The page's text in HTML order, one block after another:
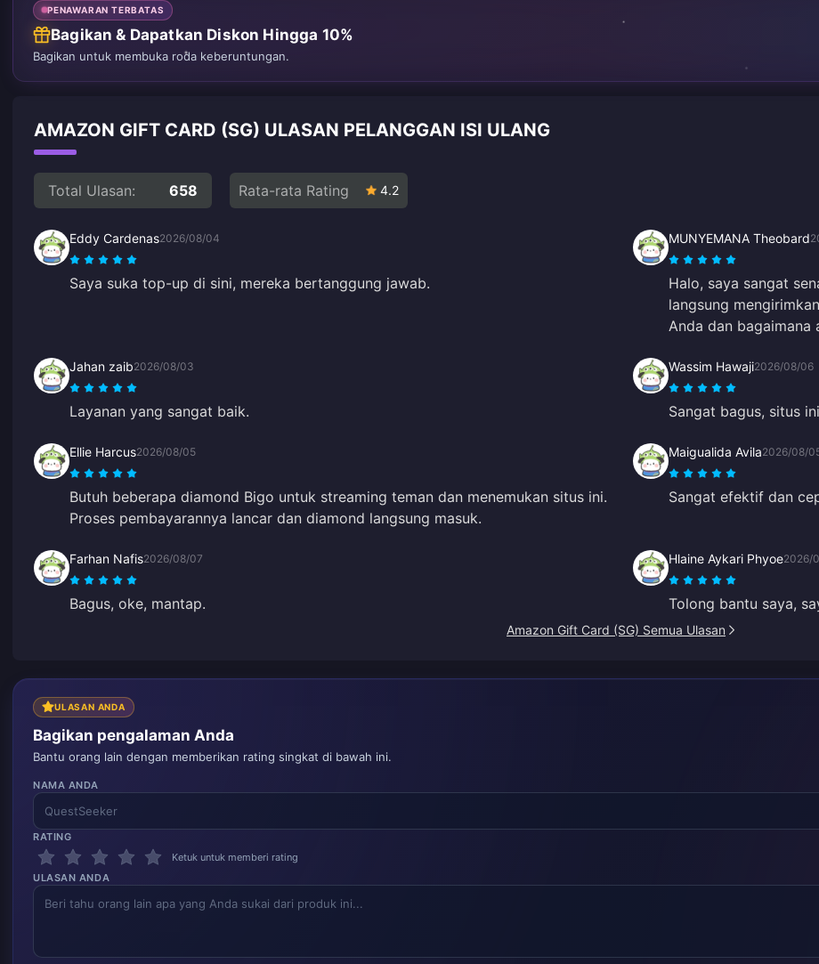
PENAWARAN TERBATAS
Bagikan & Dapatkan Diskon Hingga 10%
Bagikan untuk membuka roda keberuntungan.
AMAZON GIFT CARD (SG) ULASAN PELANGGAN ISI ULANG
Total Ulasan: 658 Rata-rata Rating 4.2
Eddy Cardenas2026/08/04
Saya suka top-up di sini, mereka bertanggung jawab.
MUNYEMANA Theobard
Halo, saya sangat
langsung
Anda dan bagaimana
Jahan zaib2026/08/03
Layanan yang sangat baik.
Wassim Hawaji2026/08/06
Sangat bagus, situs
Ellie Harcus2026/08/05
Butuh beberapa diamond Bigo untuk streaming teman dan menemukan situs ini.
Proses pembayarannya lancar dan diamond langsung masuk.
Maigualida Avila2026/08/
Sangat efektif dan
Farhan Nafis2026/08/07
Bagus, oke, mantap.
Hlaine Aykari Phyoe2026/
Tolong bantu saya,
Amazon Gift Card (SG) Semua Ulasan
ULASAN ANDA
Bagikan pengalaman Anda
Bantu orang lain dengan memberikan rating singkat di bawah ini.
NAMA ANDA
RATING
Ketuk untuk memberi rating
ULASAN ANDA